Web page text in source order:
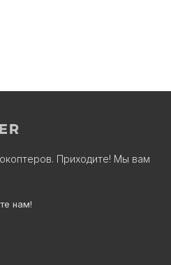
Приходите! Мы вам
нам!